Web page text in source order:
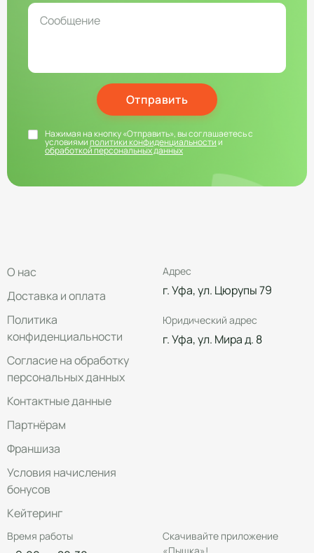
Отправить
Нажимая на кнопку «Отправить», вы соглашаетесь с
условиямиполитики конфиденциальностии
обработкой персональных данных
О нас
Доставка и оплата
Политика
конфиденциальности
Согласие на обработку
персональных данных
Контактные данные
Партнёрам
Франшиза
Условия начисления
бонусов
Кейтеринг
Адрес
г. Уфа, ул. Цюрупы 79
Юридический адрес
г. Уфа, ул. Мира д. 8
Время работы
Скачивайте приложение